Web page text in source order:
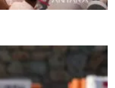
sebagai Lebaran